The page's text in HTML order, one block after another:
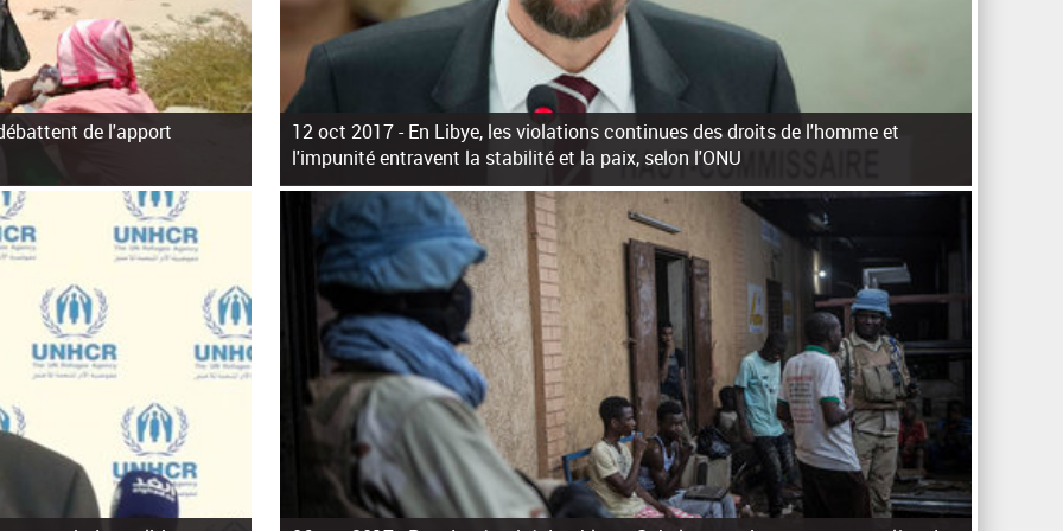
de l'apport
12 oct 2017 -En Libye, les violations continues des droits de l'homme et
l'impunité entravent la stabilité et la paix, selon l'ONU